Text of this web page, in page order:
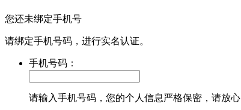
您还未绑定手机号
请绑定手机号码，进行实名认证。
手机号码：
请输入手机号码，您的个人信息严格保密，请放心